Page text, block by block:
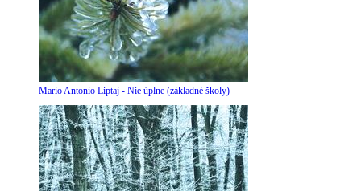
Mario Antonio Liptaj - Nie úplne (základné školy)